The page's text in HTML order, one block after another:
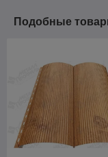
Подобные